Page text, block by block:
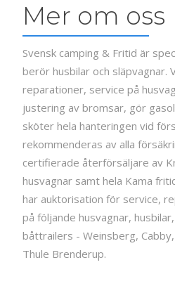
Mer om oss
Svensk camping & Fritid är
berör husbilar och släpvagnar.
reparationer, service på
justering av bromsar, gör
sköter hela hanteringen vid
rekommenderas av alla
certifierade återförsäljare av
husvagnar samt hela Kama
har auktorisation för service,
på följande husvagnar,
båttrailers - Weinsberg,
Thule Brenderup.